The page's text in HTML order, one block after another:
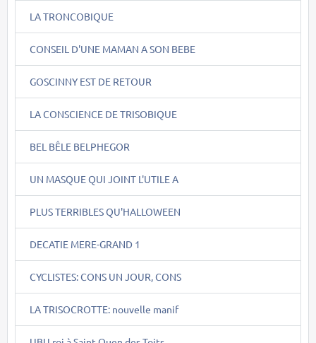
LA TRONCOBIQUE
CONSEIL D'UNE MAMAN A SON BEBE
GOSCINNY EST DE RETOUR
LA CONSCIENCE DE TRISOBIQUE
BEL BÊLE BELPHEGOR
UN MASQUE QUI JOINT L'UTILE A
PLUS TERRIBLES QU'HALLOWEEN
DECATIE MERE-GRAND 1
CYCLISTES: CONS UN JOUR, CONS
LA TRISOCROTTE: nouvelle manif